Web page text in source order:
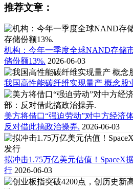
推荐文章：
机构：今年一季度全球NAND存储
储份额13%. 2026-06-03
我国高性能碳纤维实现量产 概念股
美方将借口“强迫劳动”对中方经济
反对借此搞政治操弄. 2026-06-03
拟冲击1.75万亿美元估值！SpaceX
行 2026-06-03